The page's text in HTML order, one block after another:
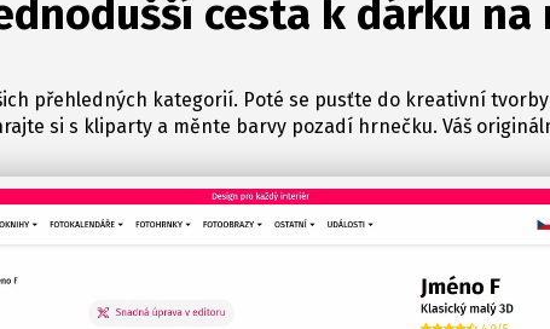
cesta k dárku na
přehledných kategorií. Poté se pusťte do kreativní
si s kliparty a měnte barvy pozadí hrnečku. Váš